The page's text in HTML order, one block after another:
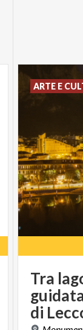
Tra
di
ARTE E